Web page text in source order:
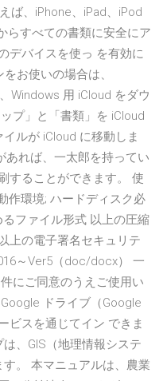
ば、iPhone、iPad、iPod
らすべての書類に安全にア
デバイスを使っ を有効に
お使いの場合は、
Windows 用 iCloud をダウ
プ」と「書類」を iCloud
ルが iCloud に移動しま
れば、一太郎を持ってい
することができます。 使
作環境; ハードディスク必
ファイル形式 以上の圧縮
上の電子署名セキュリテ
～Ver5（doc/docx） 一
にご同意のうえご使用い
ドライブ（Google
ビスを通じてイン できま
、GIS（地理情報システ
。 本マニュアルは、農業